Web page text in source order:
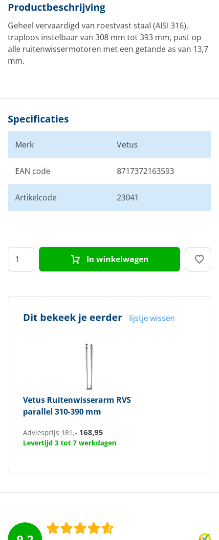
Productbeschrijving
Geheel vervaardigd van roestvast staal (AISI 316),
traploos instelbaar van 308 mm tot 393 mm, past op
alle ruitenwissermotoren met een getande as van 13,7
mm.
Specificaties
Merk Vetus
EAN code 8717372163593
Artikelcode 23041
In winkelwagen
Dit bekeek je eerder lijstje wissen
Vetus Ruitenwisserarm RVS
parallel 310-390 mm
Adviesprijs 181,- 168,95
Levertijd 3 tot 7 werkdagen